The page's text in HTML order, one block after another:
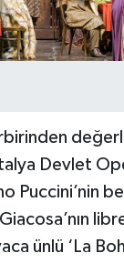
Devlet
Puccini’nin
ünlü ‘La